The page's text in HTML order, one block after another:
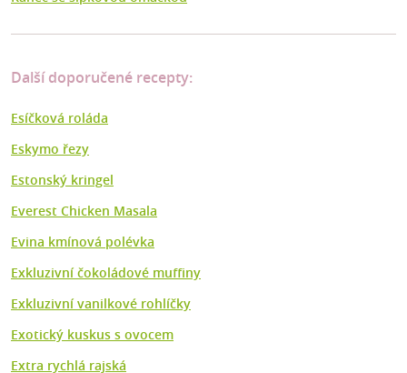
Další doporučené recepty:
Esíčková roláda
Eskymo řezy
Estonský kringel
Everest Chicken Masala
Evina kmínová polévka
Exkluzivní čokoládové muffiny
Exkluzivní vanilkové rohlíčky
Exotický kuskus s ovocem
Extra rychlá rajská